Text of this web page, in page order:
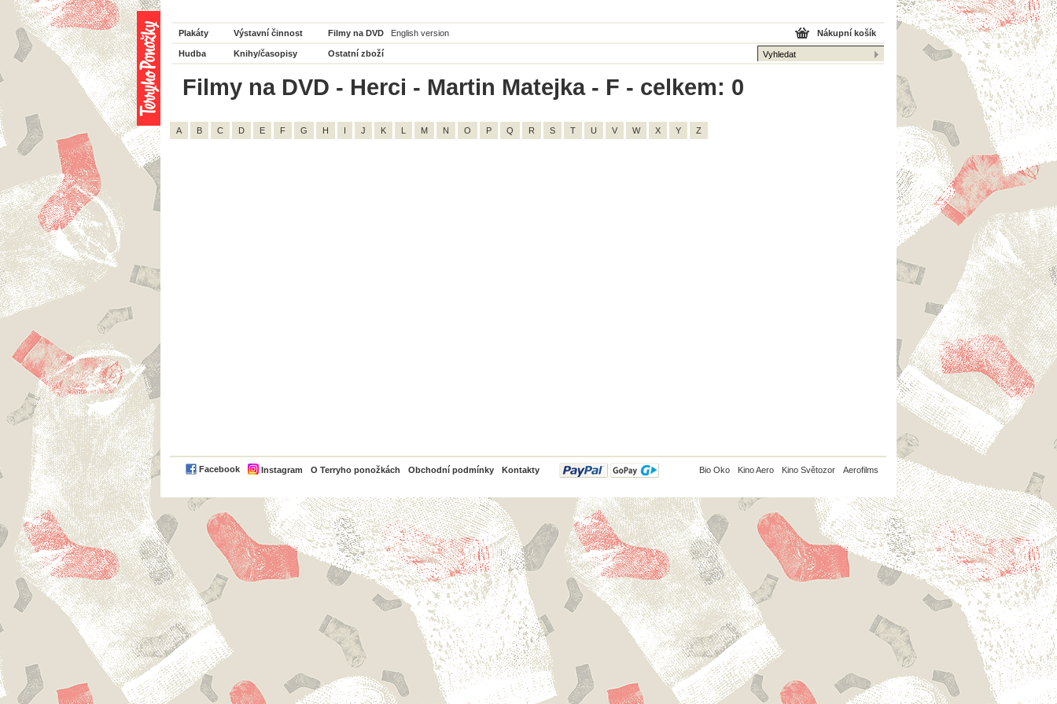
Plakáty Výstavní činnost Filmy na DVD English version
Hudba Knihy/časopisy Ostatní zboží
Nákupní košík
Filmy na DVD - Herci - Martin Matejka - F - celkem: 0
A B C D E F G H I J K L M N O P Q R S T U V W X Y Z
Facebook Instagram O Terryho ponožkách Obchodní podmínky Kontakty
PayPal Bio Oko Kino Aero Kino Světozor Aerofilms